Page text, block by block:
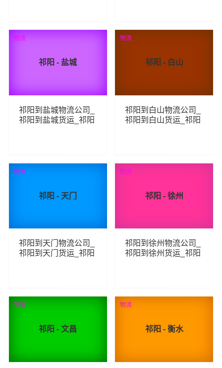
131 查看详细 84 查看详细
祁阳 - 盐城
祁阳到盐城物流公司_
祁阳到盐城货运_祁阳
85 查看详细
物流
祁阳 - 白山
祁阳到白山物流公司_
祁阳到白山货运_祁阳
71 查看详细
物流
祁阳 - 天门
祁阳到天门物流公司_
祁阳到天门货运_祁阳
81 查看详细
物流
祁阳 - 徐州
祁阳到徐州物流公司_
祁阳到徐州货运_祁阳
85 查看详细
物流
祁阳 - 文昌
物流
祁阳 - 衡水
物流